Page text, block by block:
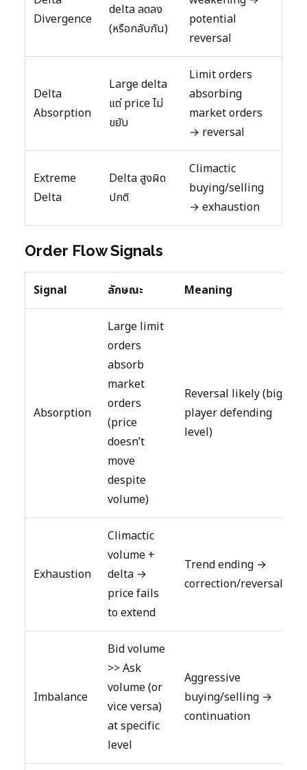
Divergence
delta ลดลง
(หรือกลับกัน)
potential
reversal
Delta
Absorption
Large delta
แต่ price ไม่
ขยับ
Limit orders
absorbing
market orders
→ reversal
Extreme
Delta
Delta สูงผิด
ปกติ
Climactic
buying/selling
→ exhaustion
Order Flow Signals
Signal ลักษณะ Meaning
Absorption
Large limit
orders
absorb
market
orders
(price
doesn’t
move
despite
volume)
Reversal likely (big
player defending
level)
Exhaustion
Climactic
volume +
delta →
price fails
to extend
Trend ending →
correction/reversal
Imbalance
Bid volume
>> Ask
volume (or
vice versa)
at specific
level
Aggressive
buying/selling →
continuation